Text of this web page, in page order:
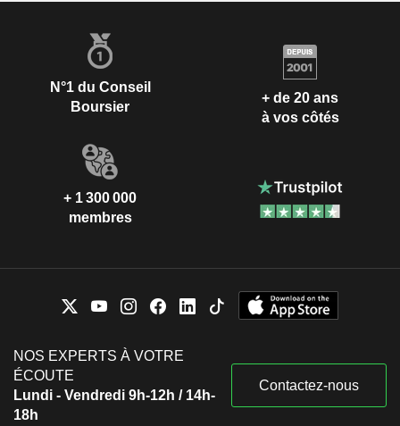
N°1 du Conseil
Boursier
+ de 20 ans
à vos côtés
+ 1 300 000
membres
NOS EXPERTS À VOTRE
ÉCOUTE
Lundi - Vendredi 9h-12h / 14h-
18h
Contactez-nous